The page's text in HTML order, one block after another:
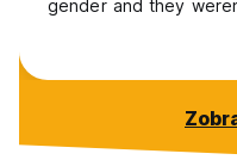
gender and they
clean. The dorms are
mix gender. They also
provide drinking water.